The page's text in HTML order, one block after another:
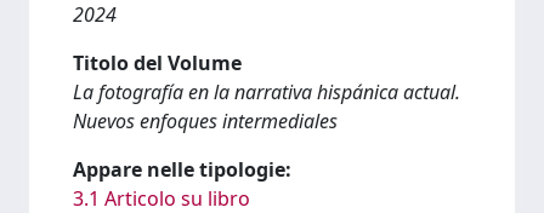
2024
Titolo del Volume
La fotografía en la narrativa hispánica actual.
Nuevos enfoques intermediales
Appare nelle tipologie:
3.1 Articolo su libro